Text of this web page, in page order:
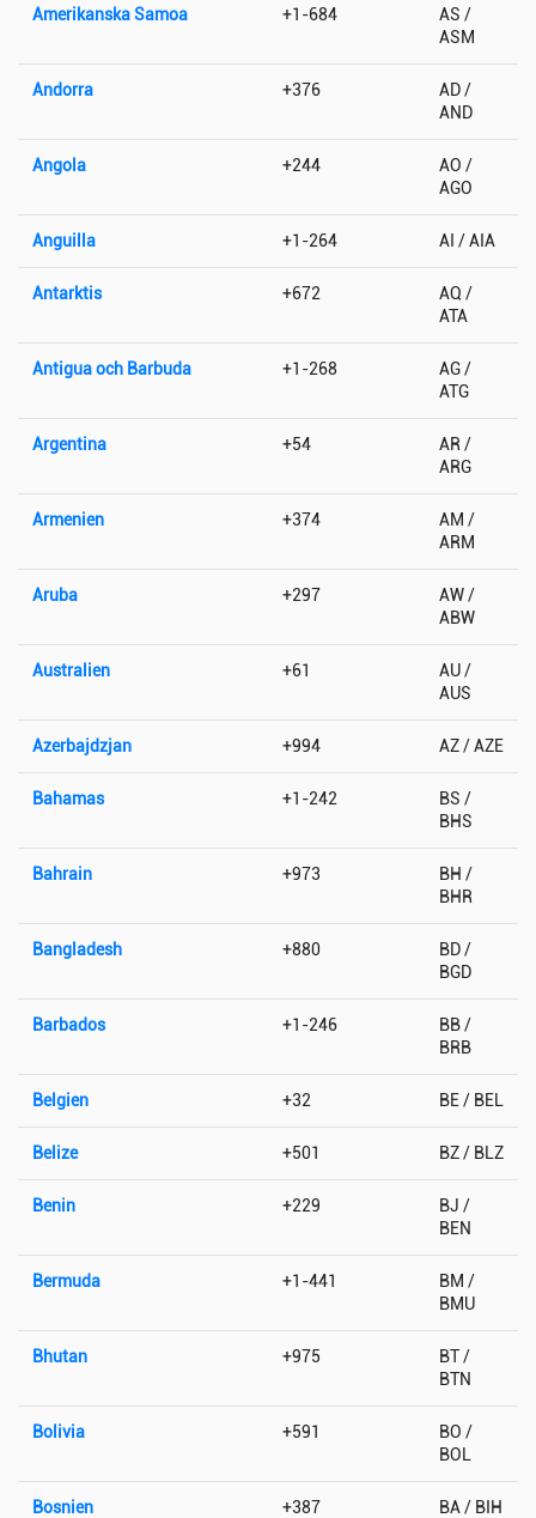
Amerikanska Samoa +1-684
AS /
ASM
Andorra +376
AD /
AND
Angola +244
AO /
AGO
Anguilla +1-264 AI / AIA
Antarktis +672
AQ /
ATA
Antigua och Barbuda +1-268
AG /
ATG
Argentina +54
AR /
ARG
Armenien +374
AM /
ARM
Aruba +297
AW /
ABW
Australien +61
AU /
AUS
Azerbajdzjan +994 AZ / AZE
Bahamas +1-242
BS /
BHS
Bahrain +973
BH /
BHR
Bangladesh +880
BD /
BGD
Barbados +1-246
BB /
BRB
Belgien +32 BE / BEL
Belize +501 BZ / BLZ
Benin +229
BJ /
BEN
Bermuda +1-441
BM /
BMU
Bhutan +975
BT /
BTN
Bolivia +591
BO /
BOL
Bosnien +387 BA / BIH